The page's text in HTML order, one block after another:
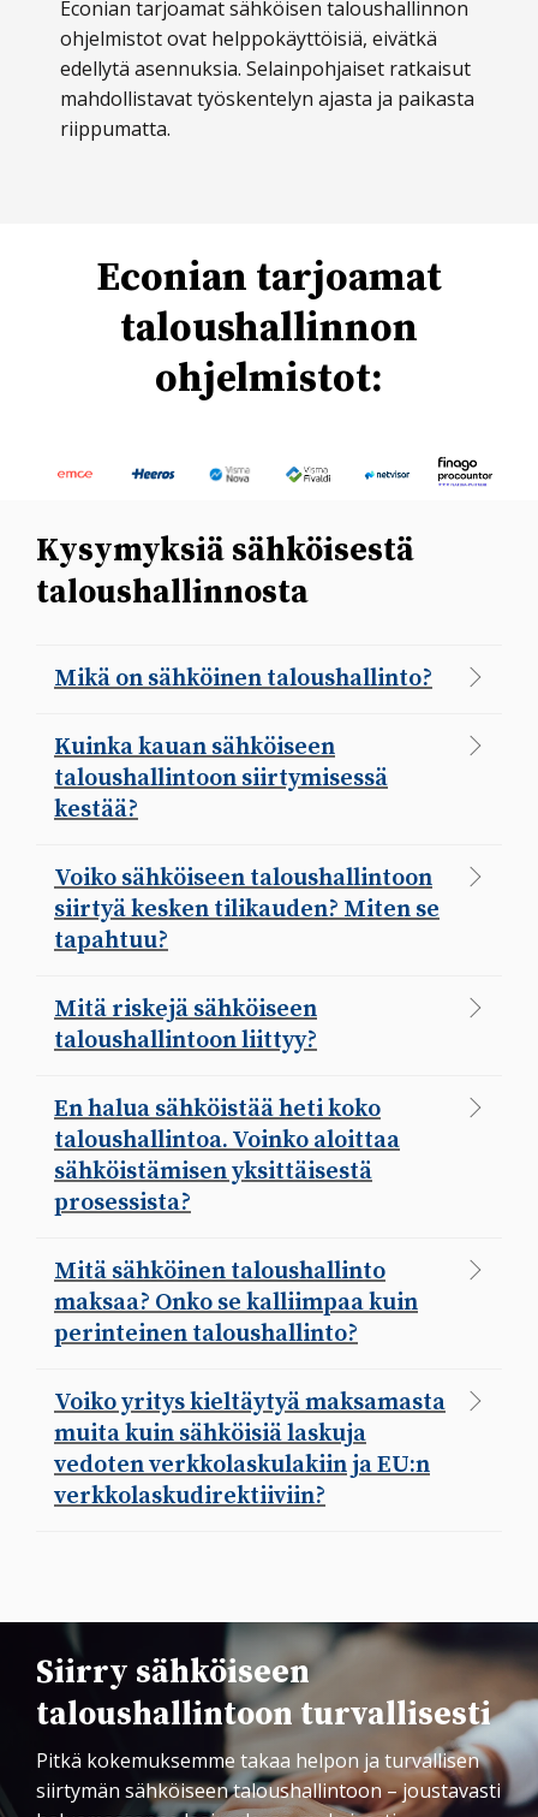
edellytä asennuksia. Selainpohjaiset ratkaisut
mahdollistavat työskentelyn ajasta ja paikasta
riippumatta.
taloushallinnon
ohjelmistot:
taloushallinnosta
Kuinka kauan sähköiseen
taloushallintoon siirtymisessä
kestää?
Voiko sähköiseen taloushallintoon
siirtyä kesken tilikauden? Miten se
tapahtuu?
Mitä riskejä sähköiseen
taloushallintoon liittyy?
En halua sähköistää heti koko
taloushallintoa. Voinko aloittaa
sähköistämisen yksittäisestä
prosessista?
Mitä sähköinen taloushallinto
maksaa? Onko se kalliimpaa kuin
perinteinen taloushallinto?
Voiko yritys kieltäytyä maksamasta
muita kuin sähköisiä laskuja
vedoten verkkolaskulakiin ja EU:n
verkkolaskudirektiiviin?
Siirry sähköiseen
taloushallintoon turvallisesti
Pitkä kokemuksemme takaa helpon ja turvallisen
siirtymän sähköiseen taloushallintoon – joustavasti
haluamassanne laajuudessa. mukaisesti.
Tavoitteemme on luoda menestystä